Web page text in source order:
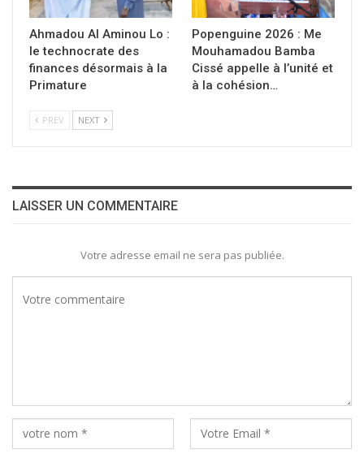
Ahmadou Al Aminou Lo :
le technocrate des
finances désormais à la
Primature
Popenguine 2026 : Me
Mouhamadou Bamba
Cissé appelle à l’unité et
à la cohésion…
PREV NEXT
LAISSER UN COMMENTAIRE
Votre adresse email ne sera pas publiée.